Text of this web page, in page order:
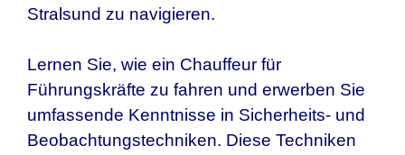
Stralsund zu navigieren.
Lernen Sie, wie ein Chauffeur für
Führungskräfte zu fahren und erwerben Sie
umfassende Kenntnisse in Sicherheits- und
Beobachtungstechniken. Diese Techniken